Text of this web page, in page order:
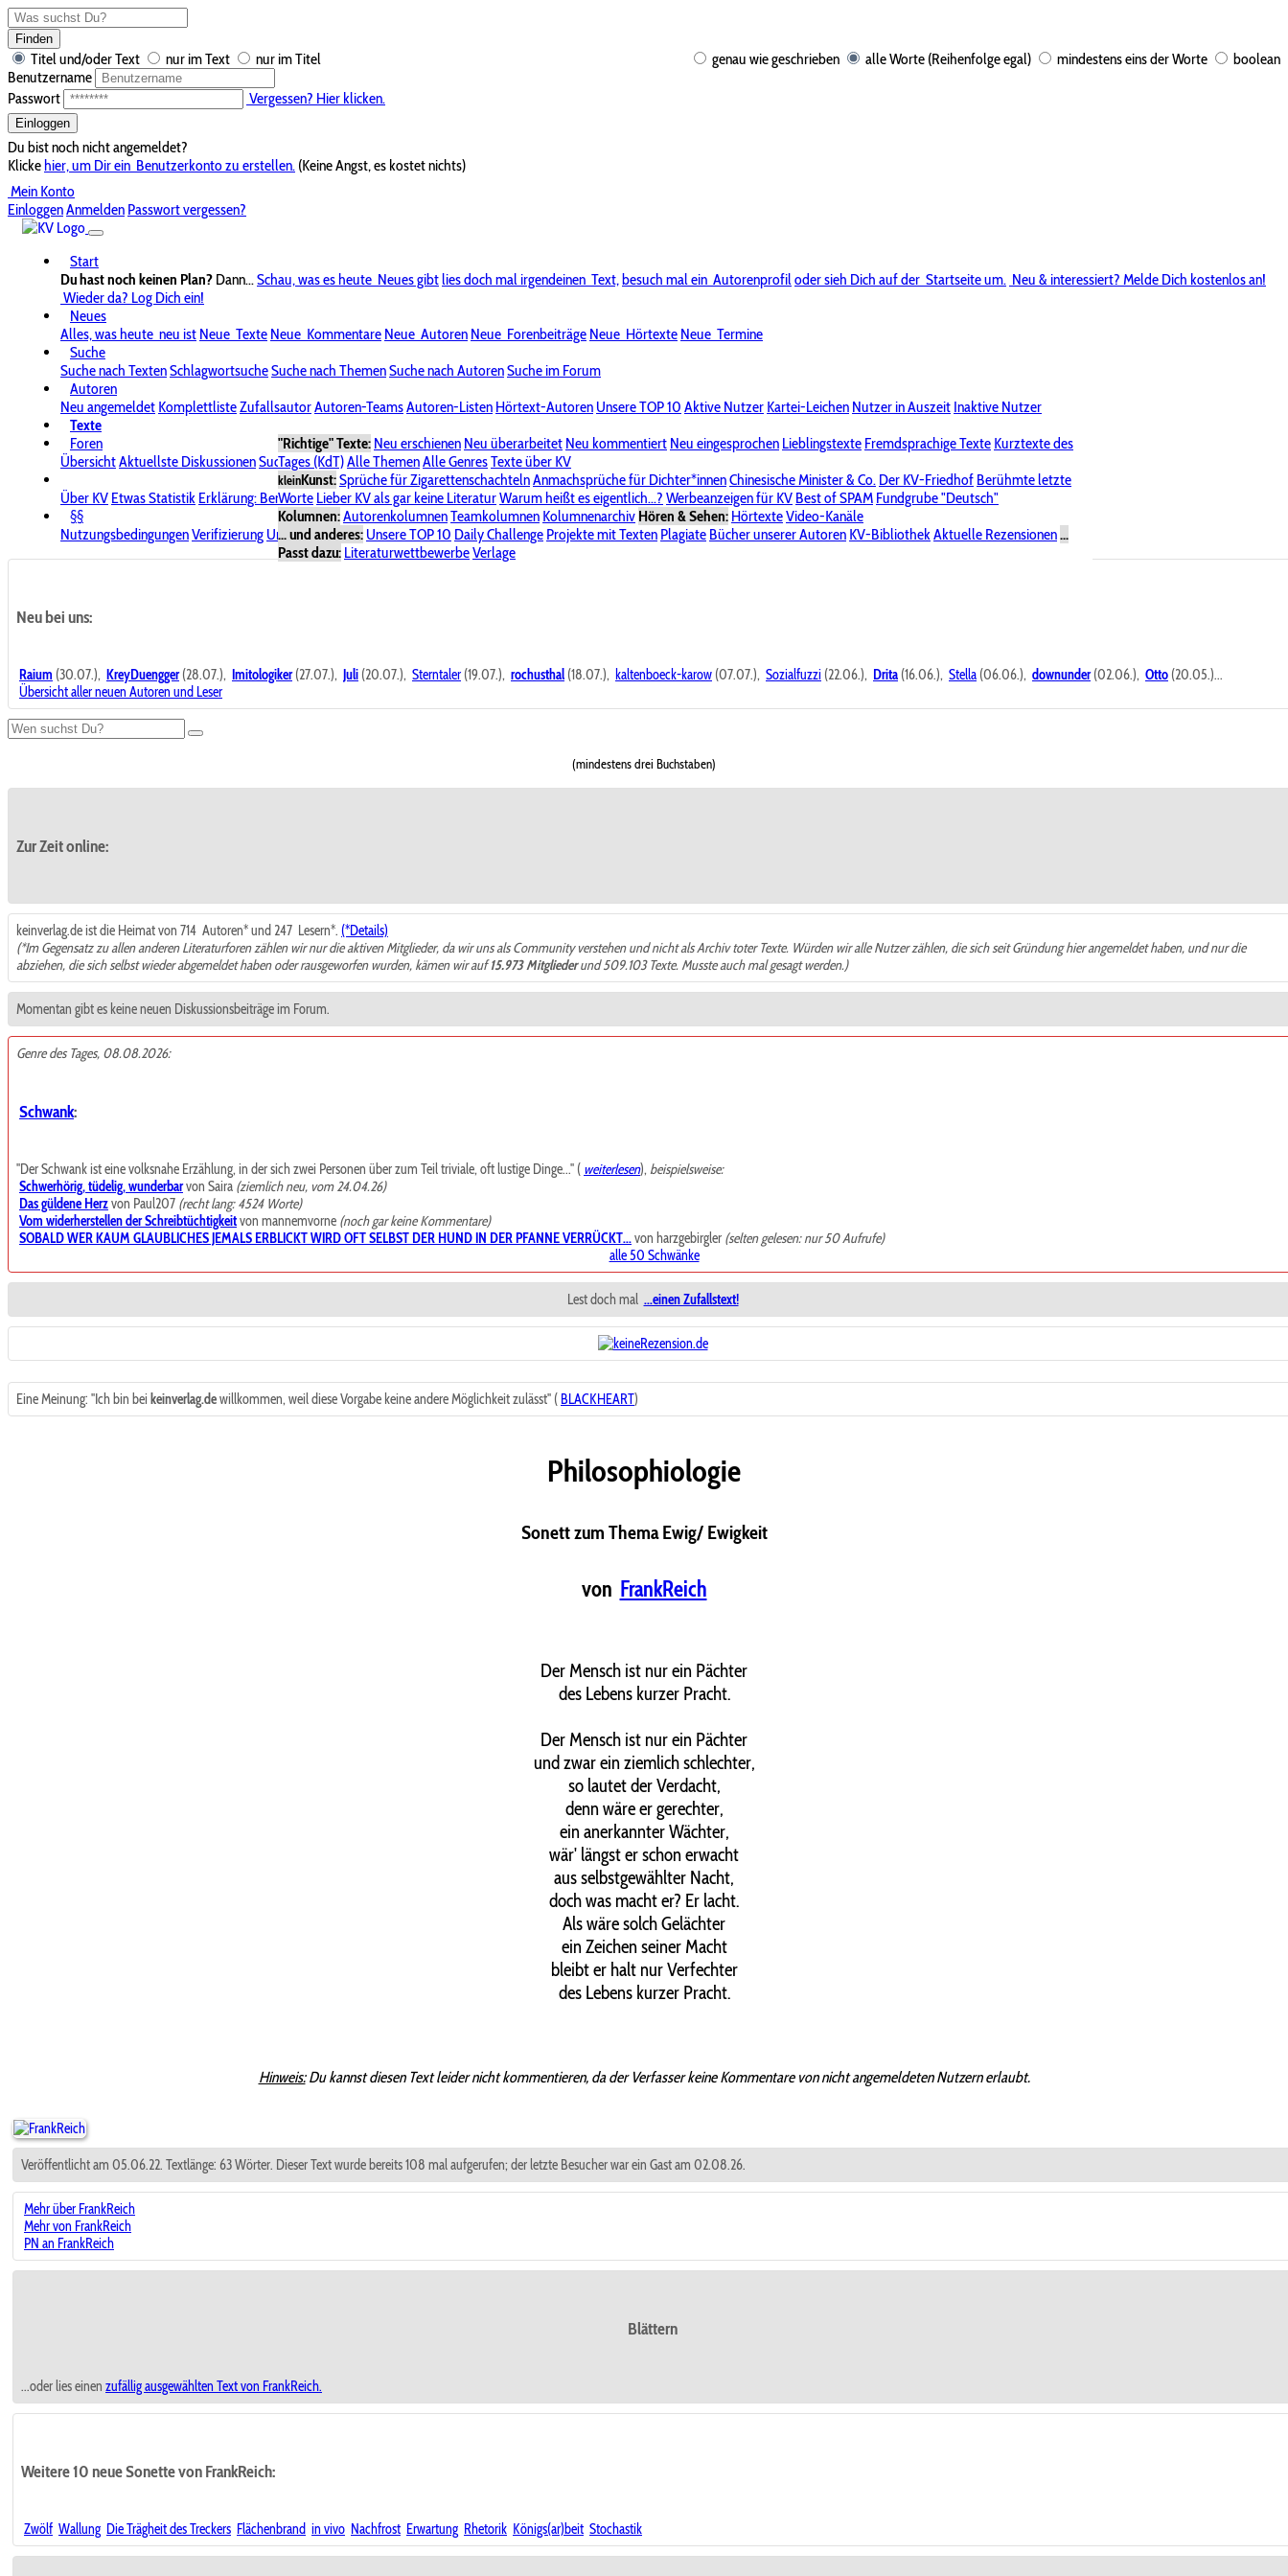
Finden
genau wie geschrieben alle Worte (Reihenfolge egal) mindestens eins der Worte boolean
Titel und/oder Text nur im Text
nur im Titel
Benutzername
Passwort
Vergessen? Hier klicken.
Einloggen
Du bist noch nicht angemeldet?
Klickehier, um Dir ein Benutzerkonto zu erstellen. (Keine Angst, es kostet nichts)
Mein Konto
EinloggenAnmelden Passwort vergessen?
Start
Du hast noch keinen Plan? Dann...Schau, was es heute Neues gibtlies doch mal irgendeinen Text,besuch mal ein Autorenprofiloder sieh Dich auf der Startseite um. Neu & interessiert? Melde Dich kostenlos an!
Wieder da? Log Dich ein!
Neues
Alles, was heute neu ist Neue Texte Neue Kommentare Neue Autoren Neue Forenbeiträge Neue Hörtexte Neue Termine
Suche
Suche nach TextenSchlagwortsucheSuche nach ThemenSuche nach AutorenSuche im Forum
Autoren
Neu angemeldet KomplettlisteZufallsautorAutoren-TeamsAutoren-Listen Hörtext-Autoren Unsere TOP 10 Aktive Nutzer Kartei-Leichen Nutzer in Auszeit Inaktive Nutzer
Texte
"Richtige" Texte: Neu erschienen Neu überarbeitet Neu kommentiert Neu eingesprochen Lieblingstexte Fremdsprachige Texte Kurztexte des
Tages (KdT)Alle ThemenAlle GenresTexte über KV
kleinKunst:Sprüche für ZigarettenschachtelnAnmachsprüche für Dichter*innenChinesische Minister & Co. Der KV-Friedhof Berühmte letzte
Worte Lieber KV als gar keine LiteraturWarum heißt es eigentlich...? Werbeanzeigen für KV Best of SPAM Fundgrube "Deutsch"
Kolumnen:AutorenkolumnenTeamkolumnen Kolumnenarchiv Hören & Sehen: HörtexteVideo-Kanäle
... und anderes: Unsere TOP 10 Daily Challenge Projekte mit Texten Plagiate Bücher unserer Autoren KV-BibliothekAktuelle Rezensionen...
Passt dazu: LiteraturwettbewerbeVerlage
Foren
ÜbersichtAktuellste DiskussionenSuche im ForumBereich "KV-Board"Bereich "Literatur & Schreiberei"
Über KV Etwas Statistik Erklärung: BenutzersymboleSpende für KV Unsere SpenderlisteAlle Wege führen zu KVPasswort vergessen?
§§
NutzungsbedingungenVerifizierung UrheberrechtAvatare & BilderStalkingDatenschutzerklärungImpressum
Neu bei uns:
Raium (30.07.), KreyDuengger(28.07.), Imitologiker(27.07.), Juli (20.07.), Sterntaler (19.07.), rochusthal (18.07.), kaltenboeck-karow (07.07.), Sozialfuzzi (22.06.), Drita (16.06.), Stella (06.06.), downunder(02.06.), Otto (20.05.)...
Übersicht aller neuen Autoren und Leser
(mindestens drei Buchstaben)
Zur Zeit online:
keinverlag.de ist die Heimat von 714 Autoren* und 247 Lesern*. (*Details)
(*Im Gegensatz zu allen anderen Literaturforen zählen wir nur die aktiven Mitglieder, da wir uns als Community verstehen und nicht als Archiv toter Texte. Würden wir alle Nutzer zählen, die sich seit Gründung hier angemeldet haben, und nur die
abziehen, die sich selbst wieder abgemeldet haben oder rausgeworfen wurden, kämen wir auf15.973 Mitgliederund 509.103 Texte. Musste auch mal gesagt werden.)
Momentan gibt es keine neuen Diskussionsbeiträge im Forum.
Genre des Tages, 08.08.2026:
Schwank:
"Der Schwank ist eine volksnahe Erzählung, in der sich zwei Personen über zum Teil triviale, oft lustige Dinge..." ( weiterlesen),beispielsweise:
Schwerhörig, tüdelig, wunderbarvon Saira (ziemlich neu, vom 24.04.26)
Das güldene Herzvon Paul207 (recht lang: 4524 Worte)
Vom widerherstellen der Schreibtüchtigkeitvon mannemvorne (noch gar keine Kommentare)
SOBALD WER KAUM GLAUBLICHES JEMALS ERBLICKT WIRD OFT SELBST DER HUND IN DER PFANNE VERRÜCKT...von harzgebirgler (selten gelesen: nur 50 Aufrufe)
alle 50 Schwänke
Lest doch mal ...einen Zufallstext!
Eine Meinung: "Ich bin bei keinverlag.dewillkommen, weil diese Vorgabe keine andere Möglichkeit zulässt" ( BLACKHEART)
Philosophiologie
Sonett zum Thema Ewig/ Ewigkeit
von FrankReich
Der Mensch ist nur ein Pächter
des Lebens kurzer Pracht.
Der Mensch ist nur ein Pächter
und zwar ein ziemlich schlechter,
so lautet der Verdacht,
denn wäre er gerechter,
ein anerkannter Wächter,
wär' längst er schon erwacht
aus selbstgewählter Nacht,
doch was macht er? Er lacht.
Als wäre solch Gelächter
ein Zeichen seiner Macht
bleibt er halt nur Verfechter
des Lebens kurzer Pracht.
Hinweis:Du kannst diesen Text leider nicht kommentieren, da der Verfasser keine Kommentare von nicht angemeldeten Nutzern erlaubt.
Veröffentlicht am 05.06.22. Textlänge: 63 Wörter. Dieser Text wurde bereits 108 mal aufgerufen; der letzte Besucher war ein Gast am 02.08.26.
Mehr über FrankReich
Mehr von FrankReich
PN an FrankReich
Blättern
...oder lies einen zufällig ausgewählten Text von FrankReich.
Weitere 10 neue Sonette von FrankReich:
Zwölf Wallung Die Trägheit des Treckers Flächenbrand in vivo Nachfrost Erwartung Rhetorik Königs(ar)beit Stochastik